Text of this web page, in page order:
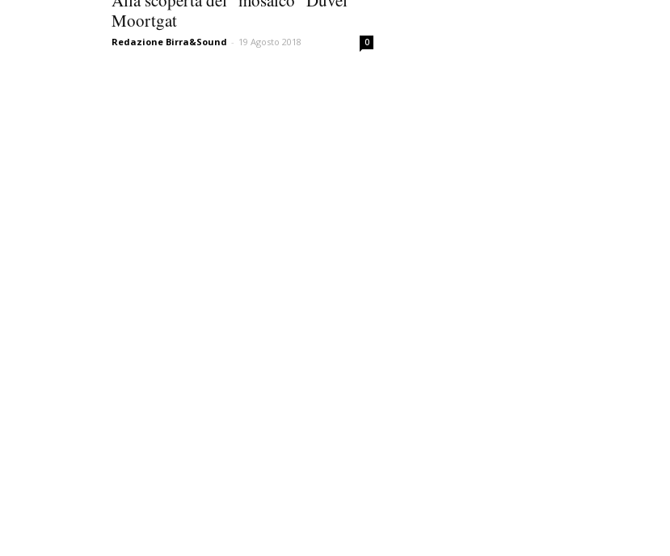
Moortgat
Redazione Birra&Sound - 19 Agosto 2018 0